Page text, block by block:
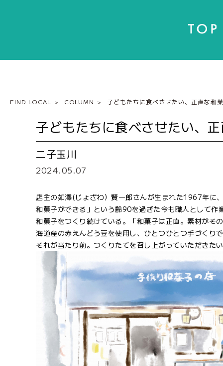
FIND LOCAL COLUMN 子どもたちに食べさせたい、正直な和
子どもたちに食べさせたい、
二子玉川
2024.05.07
店主の如澤(じょざわ）賢一郎さんが生まれた1967年に
和菓子ができる」という齢90を過ぎた今も職人として
和菓子をつくり続けている。「和菓子は正直。素材がそ
海道産の赤えんどう豆を使用し、ひとつひとつ手づくり
それが当たり前。つくりたてを召し上がっていただきた